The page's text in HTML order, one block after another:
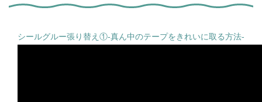
シールグルー張り替え①-真ん中のテープをきれいに取る方法-